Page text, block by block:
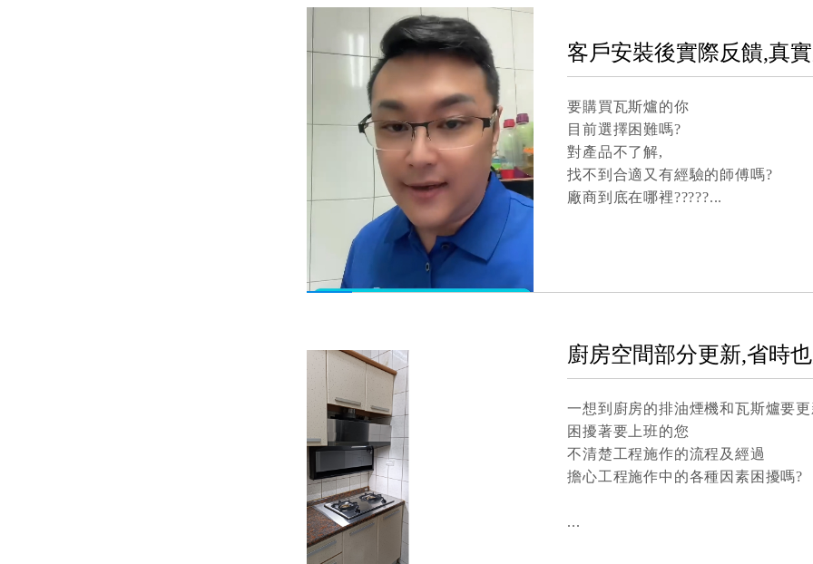
客戶安裝後實際反饋,真
要購買瓦斯爐的你
目前選擇困難嗎?
對產品不了解,
找不到合適又有經驗的師傅嗎?
廠商到底在哪裡?????
廚房空間部分更新,省時
一想到廚房的排油煙機和瓦斯爐要
困擾著要上班的您
不清楚工程施作的流程及經過
擔心工程施作中的各種因素困擾嗎?